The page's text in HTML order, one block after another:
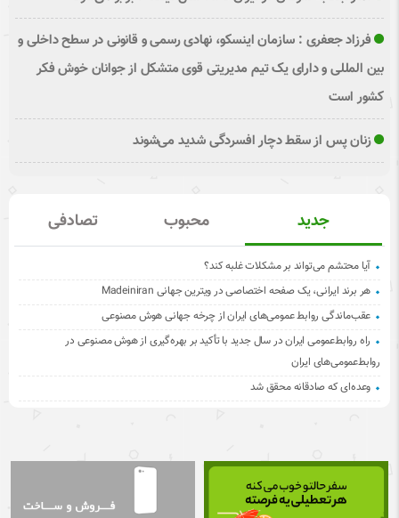
فرزاد جعفری : سازمان اینسکو، نهادی رسمی و قانونی در سطح داخلی و
بین المللی و دارای یک تیم مدیریتی قوی متشکل از جوانان خوش فکر
کشور است
زنان پس از سقط دچار افسردگی شدید می‌شوند
جدید محبوب تصادفی
آیا محتشم می‌تواند بر مشکلات غلبه کند؟
هر برند ایرانی، یک صفحه اختصاصی در ویترین جهانی Madeiniran
عقب‌ماندگی روابط عمومی‌های ایران از چرخه جهانی هوش مصنوعی
راه روابط‌عمومی ایران در سال جدید با تأکید بر بهره‌گیری از هوش مصنوعی در
روابط‌عمومی‌های ایران
وعده‌ای که صادقانه محقق شد